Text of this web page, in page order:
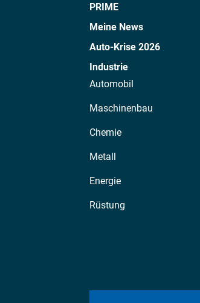
PRIME
Meine News
Auto-Krise 2026
Industrie
Automobil
Maschinenbau
Chemie
Metall
Energie
Rüstung